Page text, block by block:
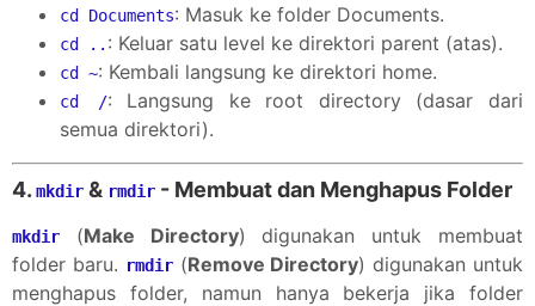
cd Documents: Masuk ke folder Documents.
cd .. : Keluar satu level ke direktori parent (atas).
cd ~: Kembali langsung ke direktori home.
cd /: Langsung ke root directory (dasar dari
semua direktori).
4. mkdir & rmdir - Membuat dan Menghapus Folder
mkdir (Make Directory) digunakan untuk membuat
folder baru. rmdir(Remove Directory) digunakan untuk
menghapus folder, namun hanya bekerja jika folder